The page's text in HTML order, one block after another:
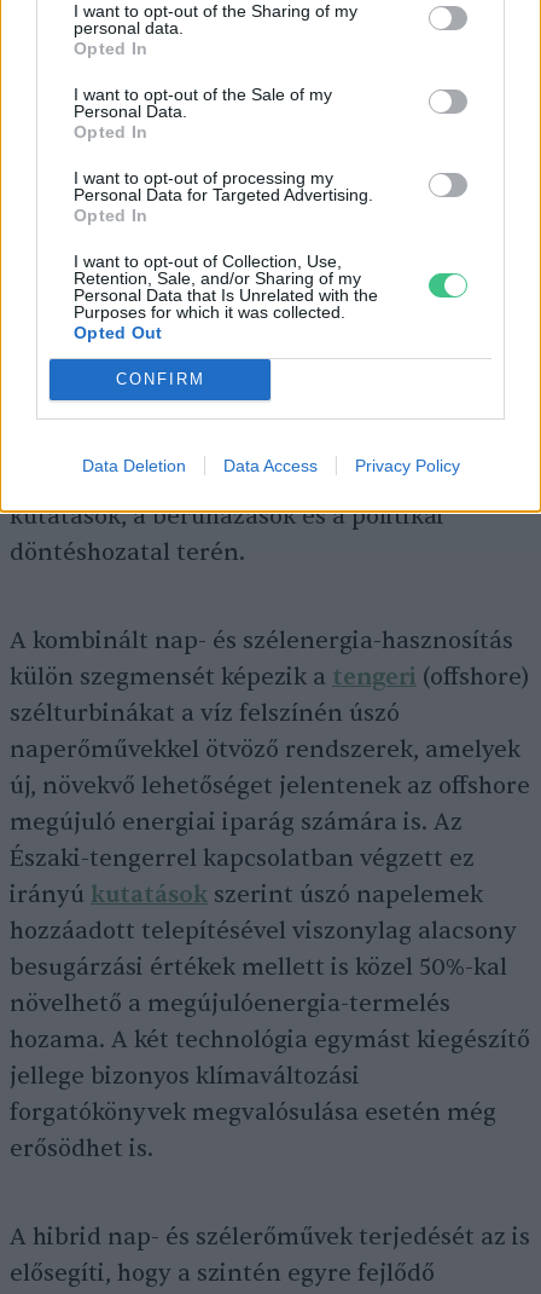
I want to opt-out of the Sharing of my
personal data.
Opted In
I want to opt-out of the Sale of my
Personal Data.
Opted In
I want to opt-out of processing my
Personal Data for Targeted Advertising.
Opted In
I want to opt-out of Collection, Use,
Retention, Sale, and/or Sharing of my
Personal Data that Is Unrelated with the
Purposes for which it was collected.
Opted Out
CONFIRM
Data Deletion Data Access Privacy Policy
indiai kormány 2018-ban külön
nemzeti szél-
nap hibrid irányelvet
keretet kíván biztosítani a hálózatra kapcsolt
szeles-napelemes hibrid rendszerek
támogatásához az átviteli infrastruktúra és a
földterület hatékony hasznosítása érdekében.
Tanulmányok szerint a hibrid megújuló
energiarendszerek nemcsak kielégíthetik a
jövőbeli energiaigényeket, hanem termelésük
fenntarthatóanmeg is haladhatja
összehangolt erőfeszítéseket tesznek a
kutatások, a beruházások és a politikai
döntéshozatal terén.
A kombinált nap- és szélenergia-hasznosítás
külön szegmensét képezik a tengeri (offshore)
szélturbinákat a víz felszínén úszó
naperőművekkel ötvöző rendszerek, amelyek
új, növekvő lehetőséget jelentenek az offshore
megújuló energiai iparág számára is. Az
Északi-tengerrel kapcsolatban végzett ez
irányú kutatások szerint úszó napelemek
hozzáadott telepítésével viszonylag alacsony
besugárzási értékek mellett is közel 50%-kal
növelhető a megújulóenergia-termelés
hozama. A két technológia egymást kiegészítő
jellege bizonyos klímaváltozási
forgatókönyvek megvalósulása esetén még
erősödhet is.
A hibrid nap- és szélerőművek terjedését az is
elősegíti, hogy a szintén egyre fejlődő